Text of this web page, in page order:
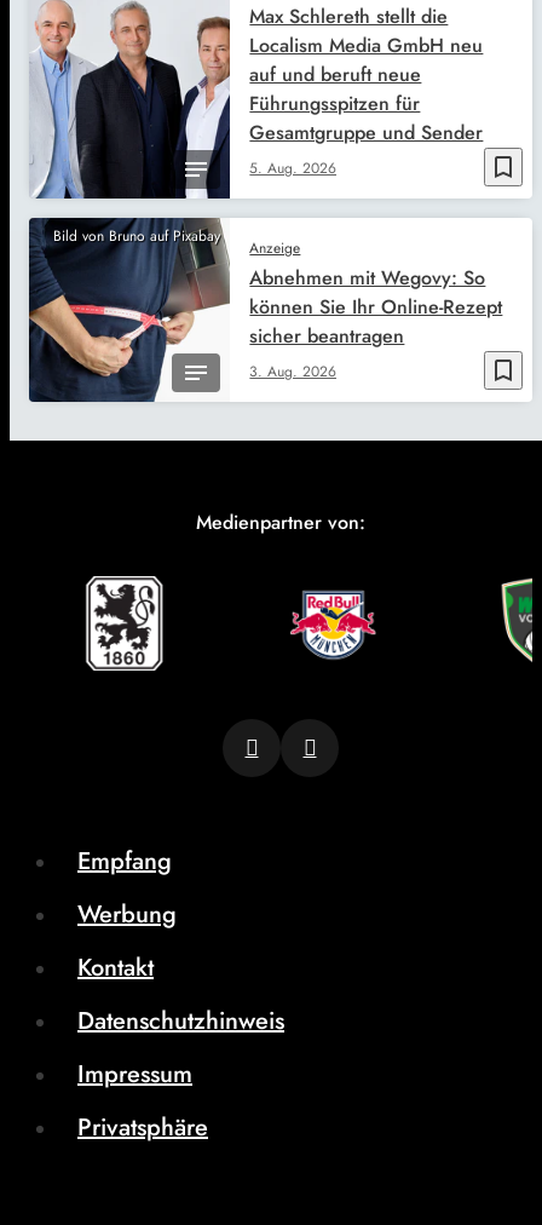
bookmark_border
5. Aug. 2026
Max Schlereth stellt die
Localism Media GmbH neu
auf und beruft neue
Führungsspitzen für
Gesamtgruppe und Sender
Bild von Bruno auf Pixabay
bookmark_border
Anzeige
3. Aug. 2026
Abnehmen mit Wegovy: So
können Sie Ihr Online-Rezept
sicher beantragen
Medienpartner von:
Empfang
Werbung
Kontakt
Datenschutzhinweis
Impressum
Privatsphäre